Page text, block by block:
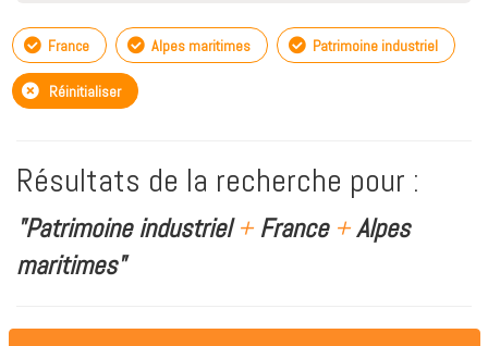
France Alpes maritimes Patrimoine industriel
Réinitialiser
Résultats de la recherche pour :
"Patrimoine industriel+France +Alpes
maritimes"